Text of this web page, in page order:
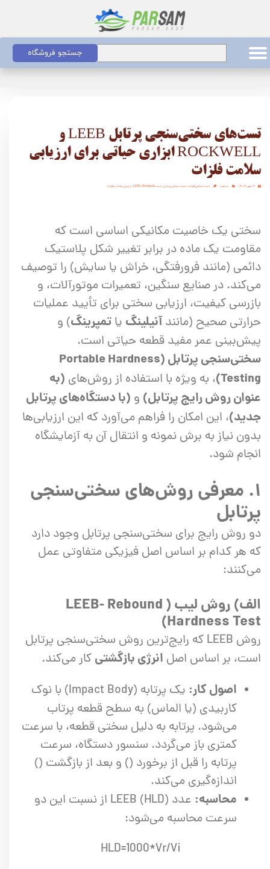
جستجو فروشگاه
تست‌های سختی‌سنجی پرتابل LEEB و
ROCKWELL ابزاری حیاتی برای ارزیابی
سلامت فلزات
۱۹ مهر ۱۴۰۴ صنعت تست سختی فلزات،تست سختی پرتابل،تست LEEB ،Rockwell ،ارزیابی سلامت فلزات
سختی یک خاصیت مکانیکی اساسی است که
مقاومت یک ماده در برابر تغییر شکل پلاستیک
دائمی (مانند فرورفتگی، خراش یا سایش) را توصیف
می‌کند. در صنایع سنگین، تعمیرات موتورآلات، و
بازرسی کیفیت، ارزیابی سختی برای تأیید عملیات
حرارتی صحیح (مانندآنیلینگ یا تمپرینگ) و
پیش‌بینی عمر مفید قطعه حیاتی است.
سختی‌سنجی پرتابل (Portable Hardness
Testing) ، به ویژه با استفاده از روش‌های (به
عنوان روش رایج پرتابل) و (با دستگاه‌های پرتابل
جدید)، این امکان را فراهم می‌آورد که این ارزیابی‌ها
بدون نیاز به برش نمونه و انتقال آن به آزمایشگاه
انجام شود.
۱. معرفی روش‌های سختی‌سنجی
پرتابل
دو روش رایج برای سختی‌سنجی پرتابل وجود دارد
که هر کدام بر اساس اصل فیزیکی متفاوتی عمل
می‌کنند:
الف) روش لیب ( LEEB- Rebound
Hardness Test)
روش LEEB که رایج‌ترین روش سختی‌سنجی پرتابل
است، بر اساس اصل انرژی بازگشتی کار می‌کند.
اصول کار:
یک پرتابه (Impact Body) با نوک
کاربیدی (یا الماس) به سطح قطعه پرتاب
می‌شود. پرتابه به دلیل سختی قطعه، با سرعت
کمتری باز می‌گردد. سنسور دستگاه، سرعت
پرتابه را قبل از برخورد () و بعد از بازگشت ()
اندازه‌گیری می‌کند.
محاسبه:
عدد LEEB (HLD) از نسبت این دو
سرعت محاسبه می‌شود:
HLD=1000*Vr/Vi